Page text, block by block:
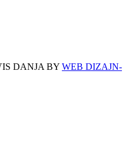
DANJA BY WEB DIZAJN-